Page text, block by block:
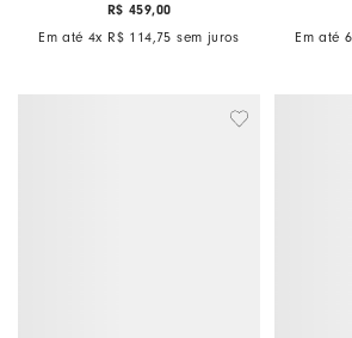
R$ 459,00
Em até 4x R$ 114,75 sem juros
Em até 6